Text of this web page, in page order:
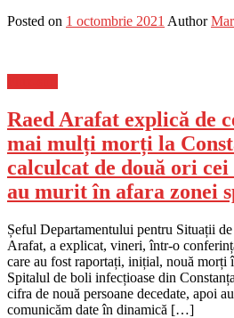
Posted on 1 octombrie 2021 Author
Raed Arafat explică de
mai mulți morți la
calculcat de două ori
au murit în afara zonei
Șeful Departamentului pentru Situații
Arafat, a explicat, vineri, într-o
care au fost raportați, inițial, nouă morți
Spitalul de boli infecțioase din
cifra de nouă persoane decedate, apoi
comunicăm date în dinamică […]